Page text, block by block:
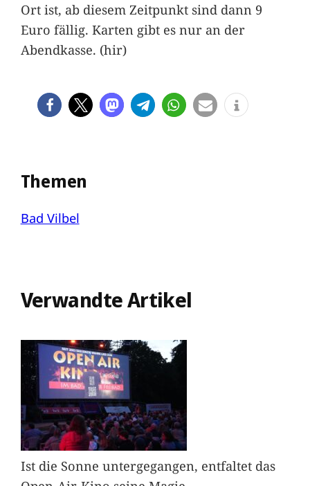
Ort ist, ab diesem Zeitpunkt sind dann 9
Euro fällig. Karten gibt es nur an der
Abendkasse. (hir)
Themen
Bad Vilbel
Verwandte Artikel
Ist die Sonne untergegangen, entfaltet das